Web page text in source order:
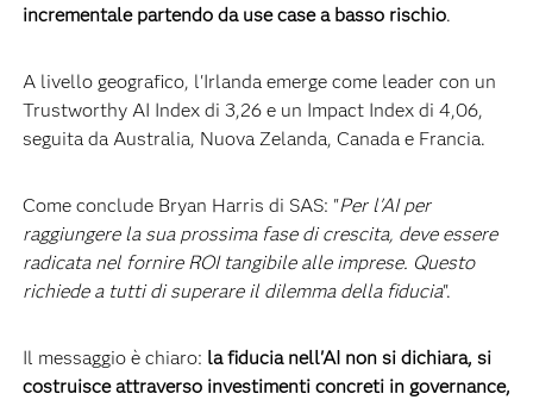
incrementale partendo da use case a basso rischio.
A livello geografico, l'Irlanda emerge come leader con un
Trustworthy AI Index di 3,26 e un Impact Index di 4,06,
seguita da Australia, Nuova Zelanda, Canada e Francia.
Come conclude Bryan Harris di SAS: "Per l'AI per
raggiungere la sua prossima fase di crescita, deve essere
radicata nel fornire ROI tangibile alle imprese. Questo
richiede a tutti di superare il dilemma della fiducia".
Il messaggio è chiaro: la fiducia nell'AI non si dichiara, si
costruisce attraverso investimenti concreti in governance,